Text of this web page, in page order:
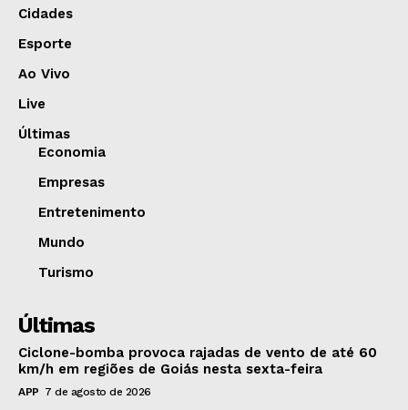
Cidades
Esporte
Ao Vivo
Live
Últimas
Economia
Empresas
Entretenimento
Mundo
Turismo
Últimas
Ciclone-bomba provoca rajadas de vento de até 60
km/h em regiões de Goiás nesta sexta-feira
APP 7 de agosto de 2026